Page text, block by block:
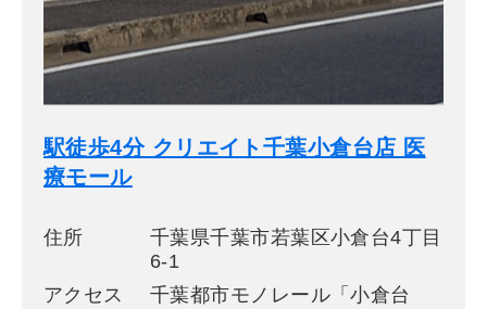
駅徒歩4分 クリエイト千葉小倉台店 医
療モール
住所
千葉県千葉市若葉区小倉台4丁目
6-1
アクセス
千葉都市モノレール「小倉台